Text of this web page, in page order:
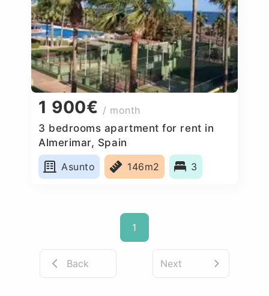
1 900€ / month
3 bedrooms apartment for rent in
Almerimar, Spain
Asunto
146m2 3
1
Back Next